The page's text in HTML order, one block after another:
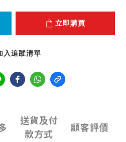
立即購買
入追蹤清單
送貨及付
款方式
顧客評價